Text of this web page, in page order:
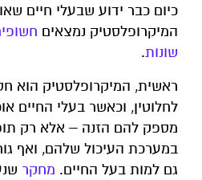
כיום כבר ידוע שבעלי חיים
המיקרופלסטיק נמצאים
שונות.
ראשית, המיקרופלסטיק הוא
לחלוטין, וכאשר בעלי החיים
מספק להם הזנה – אלא רק
במערכת העיכול שלהם, ואף
גם למות בעל החיים. מחקר